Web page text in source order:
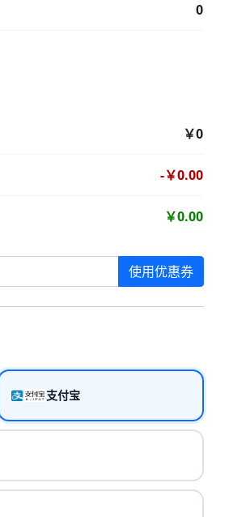
0
￥0
-￥0.00
￥0.00
使用优惠券
支付宝